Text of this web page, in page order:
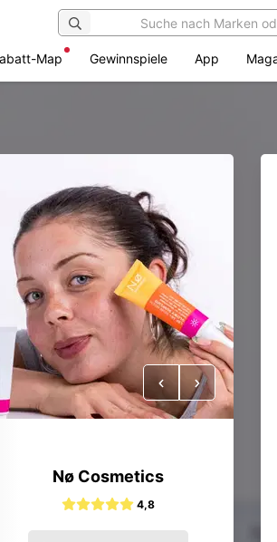
Map Gewinnspiele App
Vorheriges
Nächstes
Nø Cosmetics
4,8